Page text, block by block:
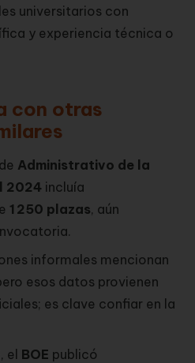
universitarios con
y experiencia técnica o
con otras
Administrativo de la
2024 incluía
1 250 plazas, aún
informales mencionan
esos datos provienen
es clave confiar en la
el BOE publicó